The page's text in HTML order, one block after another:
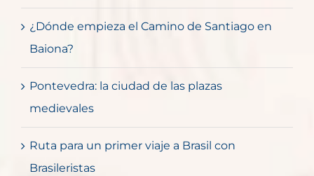
¿Dónde empieza el Camino de Santiago en
Baiona?
Pontevedra: la ciudad de las plazas
medievales
Ruta para un primer viaje a Brasil con
Brasileristas